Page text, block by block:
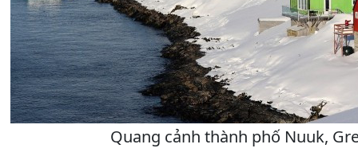
Quang cảnh thành phố Nuuk,